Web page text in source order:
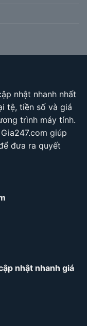
nhật nhanh nhất
tệ, tiền số và giá
trình máy tính.
giúp
đưa ra quyết
nhật nhanh giá